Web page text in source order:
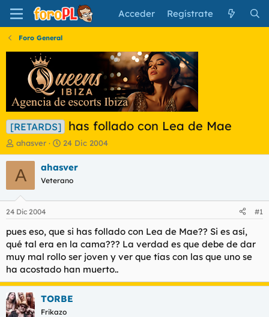
Acceder Regístrate
Foro General
[RETARDS] has follado con Lea de Mae
I
n
i
c
a
d
o
r
d
e
l
t
e
m
a
ahasver
F
e
c
a
i
n
c
i
o
24 Dic 2004
A ahasver
Veterano
24 Dic 2004 #1
pues eso, que si has follado con Lea de Mae?? Si es así,
qué tal era en la cama??? La verdad es que debe de dar
muy mal rollo ser joven y ver que tías con las que uno se
ha acostado han muerto..
TORBE
Frikazo